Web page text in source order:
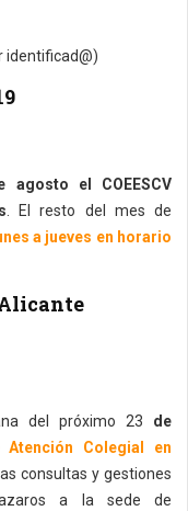
identificad@)
el COEESCV
. El resto del mes de
a jueves en horario
del próximo 23 de
Atención Colegial en
consultas y gestiones
a la sede de